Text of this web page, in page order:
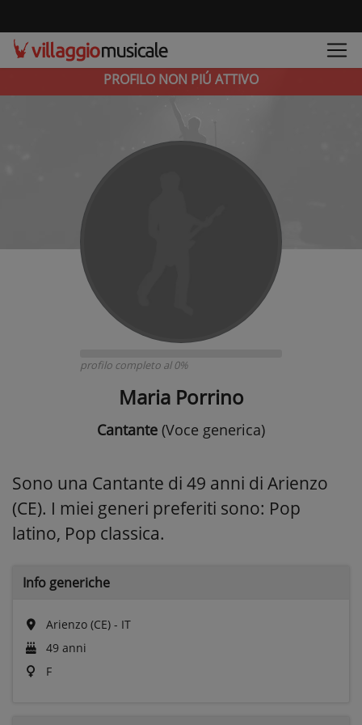
PROFILO NON PIÚ ATTIVO
profilo completo al 0%
Maria Porrino
Cantante (Voce generica)
Sono una Cantante di 49 anni di Arienzo
(CE). I miei generi preferiti sono: Pop
latino, Pop classica.
Info generiche
Arienzo (CE) - IT
49 anni
F